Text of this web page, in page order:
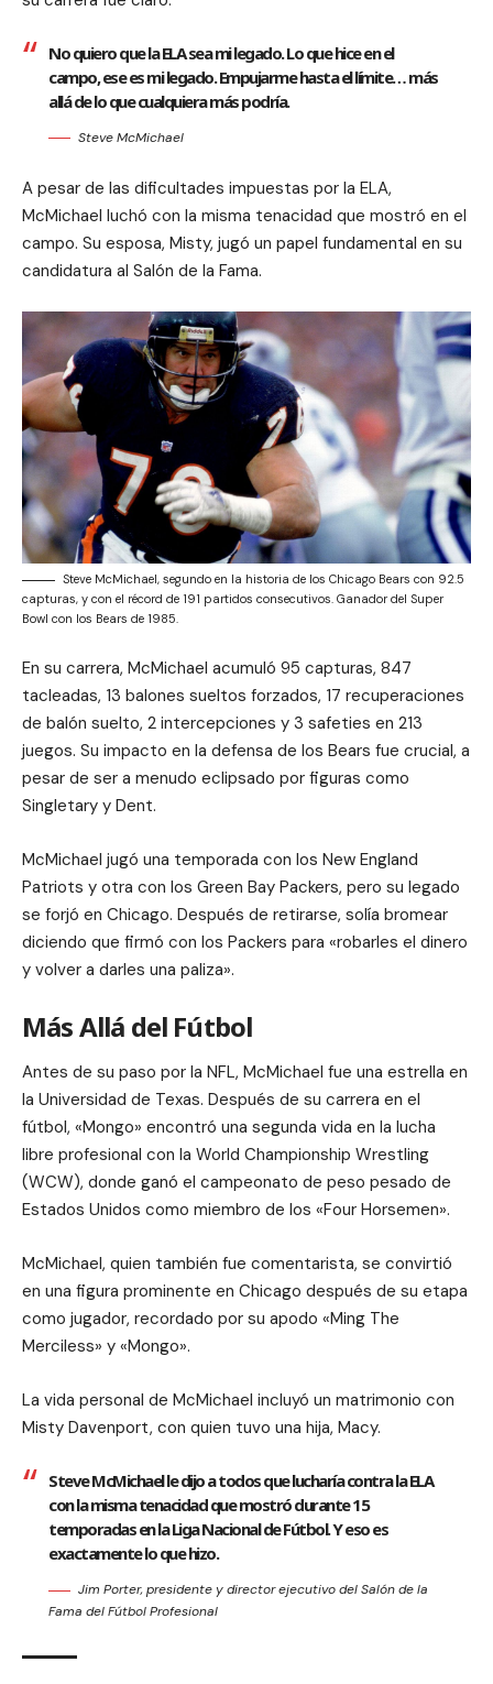
No quiero que la ELA sea mi legado. Lo que hice en el
campo, ese es mi legado. Empujarme hasta el límite… más
allá de lo que cualquiera más podría.
Steve McMichael
A pesar de las dificultades impuestas por la ELA,
McMichael luchó con la misma tenacidad que mostró en el
campo. Su esposa, Misty, jugó un papel fundamental en su
candidatura al Salón de la Fama.
Steve McMichael, segundo en la historia de los Chicago Bears con 92.5
capturas, y con el récord de 191 partidos consecutivos. Ganador del Super
Bowl con los Bears de 1985.
En su carrera, McMichael acumuló 95 capturas, 847
tacleadas, 13 balones sueltos forzados, 17 recuperaciones
de balón suelto, 2 intercepciones y 3 safeties en 213
juegos. Su impacto en la defensa de los Bears fue crucial, a
pesar de ser a menudo eclipsado por figuras como
Singletary y Dent.
McMichael jugó una temporada con los New England
Patriots y otra con los Green Bay Packers, pero su legado
se forjó en Chicago. Después de retirarse, solía bromear
diciendo que firmó con los Packers para «robarles el dinero
y volver a darles una paliza».
Más Allá del Fútbol
Antes de su paso por la NFL, McMichael fue una estrella en
la Universidad de Texas. Después de su carrera en el
fútbol, «Mongo» encontró una segunda vida en la lucha
libre profesional con la World Championship Wrestling
(WCW), donde ganó el campeonato de peso pesado de
Estados Unidos como miembro de los «Four Horsemen».
McMichael, quien también fue comentarista, se convirtió
en una figura prominente en Chicago después de su etapa
como jugador, recordado por su apodo «Ming The
Merciless» y «Mongo».
La vida personal de McMichael incluyó un matrimonio con
Misty Davenport, con quien tuvo una hija, Macy.
Steve McMichael le dijo a todos que lucharía contra la ELA
con la misma tenacidad que mostró durante 15
temporadas en la Liga Nacional de Fútbol. Y eso es
exactamente lo que hizo.
Jim Porter, presidente y director ejecutivo del Salón de la
Fama del Fútbol Profesional